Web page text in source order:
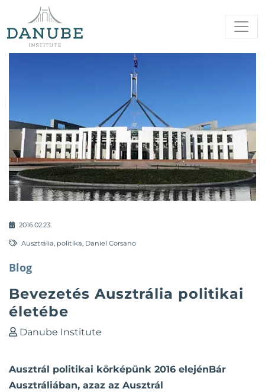
2016.02.23.
Ausztrália, politika, Daniel Corsano
Blog
Bevezetés Ausztrália politikai
életébe
Danube Institute
Ausztrál politikai körképünk 2016 elejénBár
Ausztráliában, azaz az Ausztrál